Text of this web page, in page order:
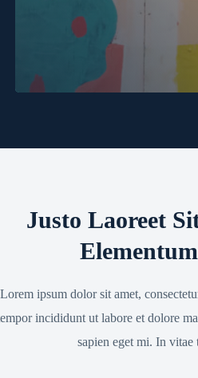
Justo Laoreet
Lorem ipsum dolor sit amet,
incididunt ut labore et dolore
sapien eget mi. In vitae